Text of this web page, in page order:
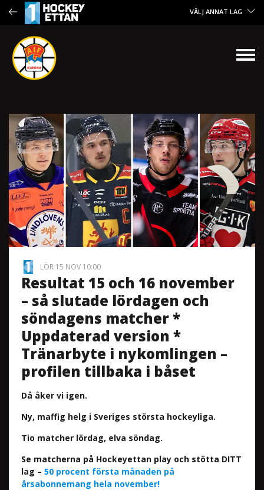
VÄLJ ANNAT LAG
LÖR 15 NOV 10:00
Resultat 15 och 16 november
– så slutade lördagen och
söndagens matcher *
Uppdaterad version *
Tränarbyte i nykomlingen –
profilen tillbaka i båset
Då åker vi igen.
Ny, maffig helg i Sveriges största hockeyliga.
Tio matcher lördag, elva söndag.
Se matcherna på Hockeyettan play och stötta DITT
lag – 50 procent första månaden på
årsabonnemang hela november!